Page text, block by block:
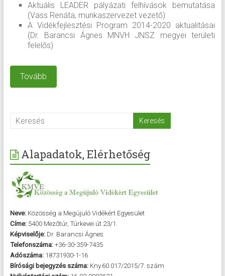
Aktuális LEADER pályázati felhívások bemutatása
(Vass Renáta, munkaszervezet vezető)
A Vidékfejlesztési Program 2014-2020 aktualitásai
(Dr. Barancsi Ágnes MNVH JNSZ megyei területi
felelős)
Tovább
Alapadatok, Elérhetőség
Neve:Közösség a Megújuló Vidékért Egyesület
Címe:5400 Mezőtúr, Túrkevei út 23/1.
Képviselője:Dr. Barancsi Ágnes
Telefonszáma:+36-30-359-7435
Adószáma:18731930-1-16
Bírósági bejegyzés száma:Kny.60.017/2015/7. szám